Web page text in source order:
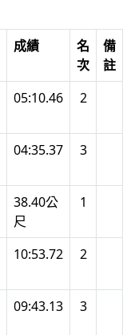
成績
名
次
備
註
05:10.46 2
04:35.37 3
38.40公
尺
1
10:53.72 2
09:43.13 3